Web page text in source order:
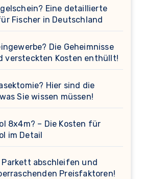
Eine detaillierte
Fischer in Deutschland
Die Geheimnisse
versteckten Kosten enthüllt!
Hier sind die
Sie wissen müssen!
8x4m? – Die Kosten für
im Detail
Parkett abschleifen und
Preisfaktoren!